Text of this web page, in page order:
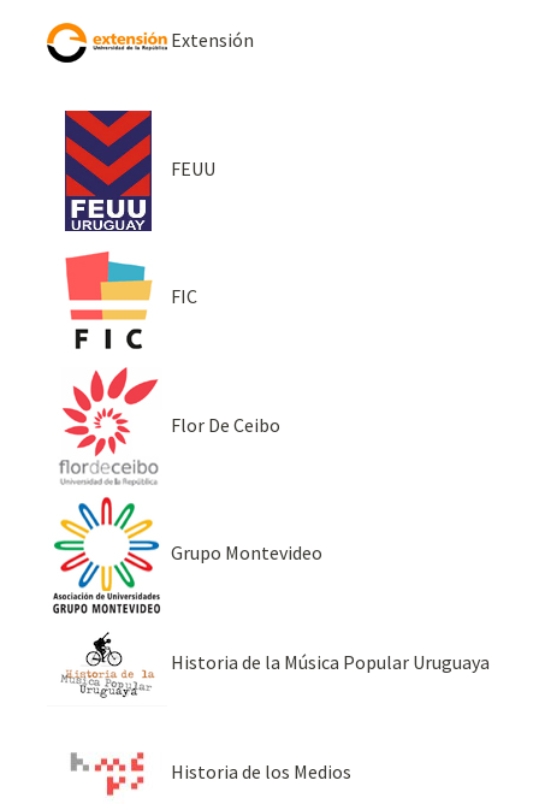
Extensión
FEUU
FIC
Flor De Ceibo
Grupo Montevideo
Historia de la Música Popular Uruguaya
Historia de los Medios